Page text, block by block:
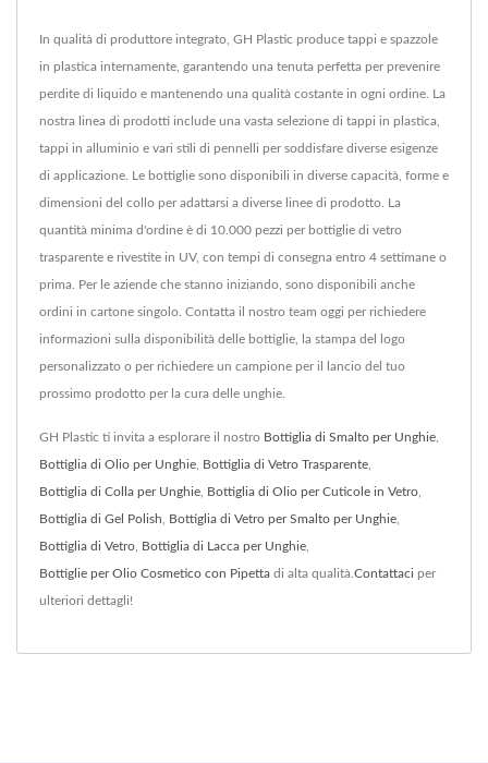
In qualità di produttore integrato, GH Plastic produce tappi e spazzole
in plastica internamente, garantendo una tenuta perfetta per prevenire
perdite di liquido e mantenendo una qualità costante in ogni ordine. La
nostra linea di prodotti include una vasta selezione di tappi in plastica,
tappi in alluminio e vari stili di pennelli per soddisfare diverse esigenze
di applicazione. Le bottiglie sono disponibili in diverse capacità, forme e
dimensioni del collo per adattarsi a diverse linee di prodotto. La
quantità minima d'ordine è di 10.000 pezzi per bottiglie di vetro
trasparente e rivestite in UV, con tempi di consegna entro 4 settimane o
prima. Per le aziende che stanno iniziando, sono disponibili anche
ordini in cartone singolo. Contatta il nostro team oggi per richiedere
informazioni sulla disponibilità delle bottiglie, la stampa del logo
personalizzato o per richiedere un campione per il lancio del tuo
prossimo prodotto per la cura delle unghie.
GH Plastic ti invita a esplorare il nostro Bottiglia di Smalto per Unghie
Bottiglia di Olio per Unghie Bottiglia di Vetro Trasparente
Bottiglia di Colla per Unghie Bottiglia di Olio per Cuticole in Vetro
Bottiglia di Gel Polish Bottiglia di Vetro per Smalto per Unghie
Bottiglia di Vetro Bottiglia di Lacca per Unghie
Bottiglie per Olio Cosmetico con Pipetta di alta qualità. Contattaci per
ulteriori dettagli!